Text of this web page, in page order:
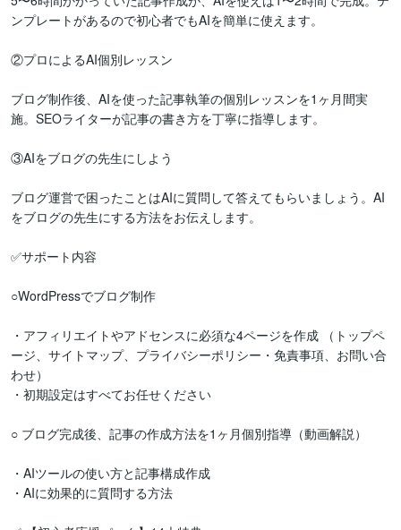
ンプレートがあるので初心者でもAIを簡単に使えます。
②プロによるAI個別レッスン
ブログ制作後、AIを使った記事執筆の個別レッスンを1ヶ月間実
施。SEOライターが記事の書き方を丁寧に指導します。
③AIをブログの先生にしよう
ブログ運営で困ったことはAIに質問して答えてもらいましょう。AI
をブログの先生にする方法をお伝えします。
✅サポート内容
○WordPressでブログ制作
・アフィリエイトやアドセンスに必須な4ページを作成 （トップペ
ージ、サイトマップ、プライバシーポリシー・免責事項、お問い合
わせ）
・初期設定はすべてお任せください
○ ブログ完成後、記事の作成方法を1ヶ月個別指導（動画解説）
・AIツールの使い方と記事構成作成
・AIに効果的に質問する方法